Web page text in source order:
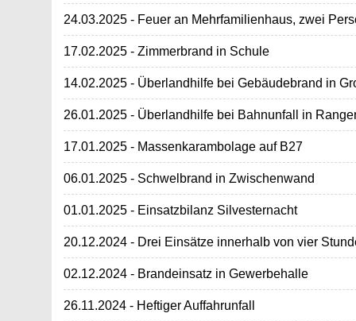
24.03.2025 - Feuer an Mehrfamilienhaus, zwei
17.02.2025 - Zimmerbrand in Schule
14.02.2025 - Überlandhilfe bei Gebäudebrand in
26.01.2025 - Überlandhilfe bei Bahnunfall in
17.01.2025 - Massenkarambolage auf B27
06.01.2025 - Schwelbrand in Zwischenwand
01.01.2025 - Einsatzbilanz Silvesternacht
20.12.2024 - Drei Einsätze innerhalb von vier
02.12.2024 - Brandeinsatz in Gewerbehalle
26.11.2024 - Heftiger Auffahrunfall